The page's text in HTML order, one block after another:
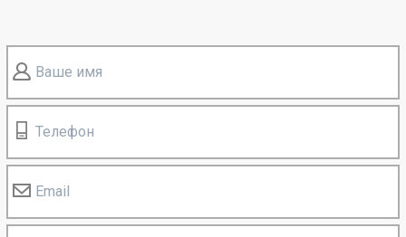
Ваше имя
Телефон
Email